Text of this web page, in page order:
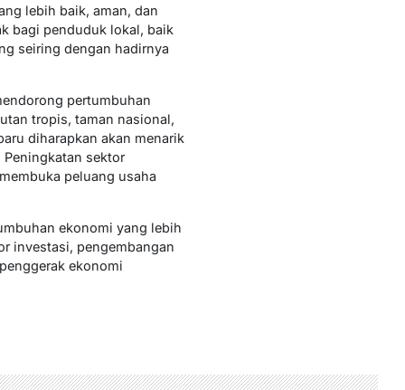
lebih baik, aman, dan
bagi penduduk lokal, baik
seiring dengan hadirnya
pertumbuhan
tropis, taman nasional,
diharapkan akan menarik
sektor
peluang usaha
ekonomi yang lebih
investasi, pengembangan
ekonomi